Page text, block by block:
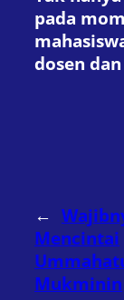
pada
dosen
←
Mencintai
Mukminin